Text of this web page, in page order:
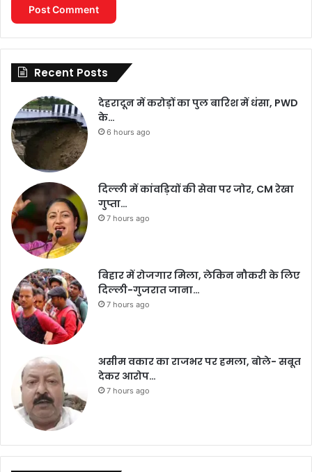
Recent Posts
देहरादून में करोड़ों का पुल बारिश में धंसा, PWD
के…
6 hours ago
दिल्ली में कांवड़ियों की सेवा पर जोर, CM रेखा
गुप्ता…
7 hours ago
बिहार में रोजगार मिला, लेकिन नौकरी के लिए
दिल्ली-गुजरात जाना…
7 hours ago
असीम वकार का राजभर पर हमला, बोले- सबूत
देकर आरोप…
7 hours ago